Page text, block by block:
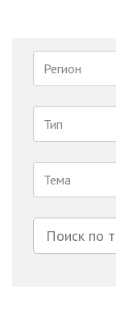
Регион
Тип
Тема